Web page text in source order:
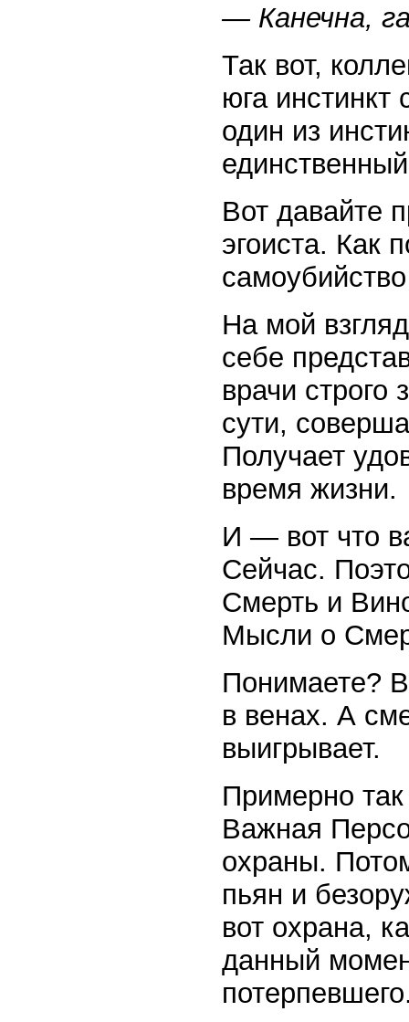
— Канечна,
Так вот,
юга
один из
Вот давайте
эгоиста. Как
На мой
себе
врачи строго
сути,
Получает
время жизни.
И — вот что
Сейчас.
Смерть и
Мысли о
Понимаете?
в венах. А
выигрывает.
Примерно
Важная
охраны.
пьян и
вот охрана,
данный